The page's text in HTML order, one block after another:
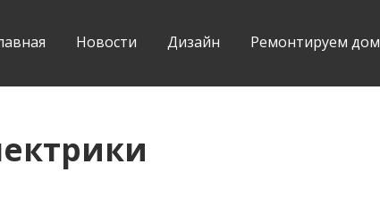
Новости Дизайн Ремонтируем дом